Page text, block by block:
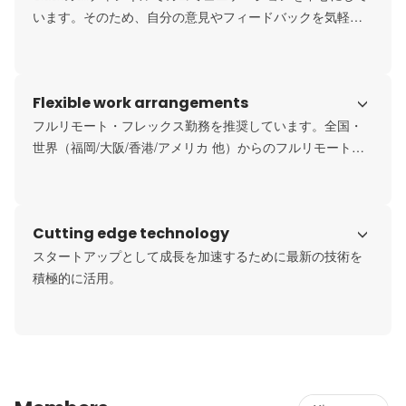
います。そのため、自分の意見やフィードバックを気軽に
Flexible work arrangements
フルリモート・フレックス勤務を推奨しています。全国・
世界（福岡/大阪/香港/アメリカ 他）からのフルリモートの
Cutting edge technology
スタートアップとして成長を加速するために最新の技術を
積極的に活用。